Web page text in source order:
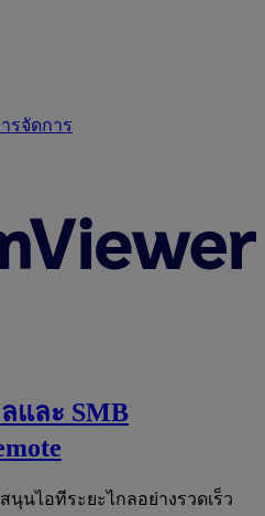
รจัดการ
และ SMB
นุนไอทีระยะไกลอย่างรวดเร็ว